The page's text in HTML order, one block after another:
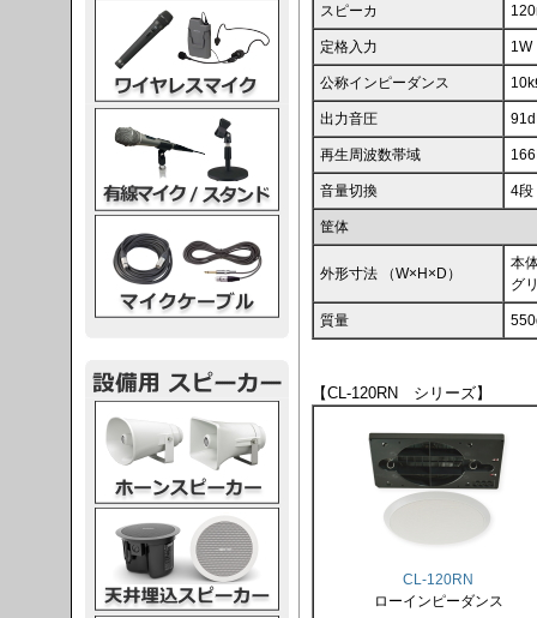
スピーカ
定格入力 1W
公称インピーダンス
出力音圧
再生周波数帯域
音量切換 4段
筐体
外形寸法 （W×H×D）
本
グ
質量
【CL-120RN シリーズ】
CL-120RN
ローインピーダンス